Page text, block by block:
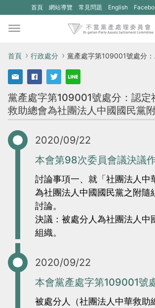
首頁 網站導覽 常見問題 English
(另
視
開
啟
新
網
不
委
首頁 行政處分 黨產處字第109001號處分：認定社團法人中華救助總會為社團法人中國國民黨附隨組織案
黨產處字第109001號處分：認定
救助總會為社團法人中國國民黨
2020/09/22
本會第98次委員會議決議作
討論事項一、就「社團法人中
為社團法人中國國民黨之附隨
討論。
決議：被處分人為社團法人中
組織。
2020/09/22
本會黨產處字第109001號
被處分人（社團法人中華救助